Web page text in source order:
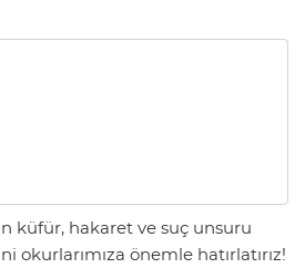
küfür, hakaret ve suç unsuru
okurlarımıza önemle hatırlatırız!